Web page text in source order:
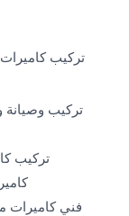
تركيب وصيانة وبرمجة